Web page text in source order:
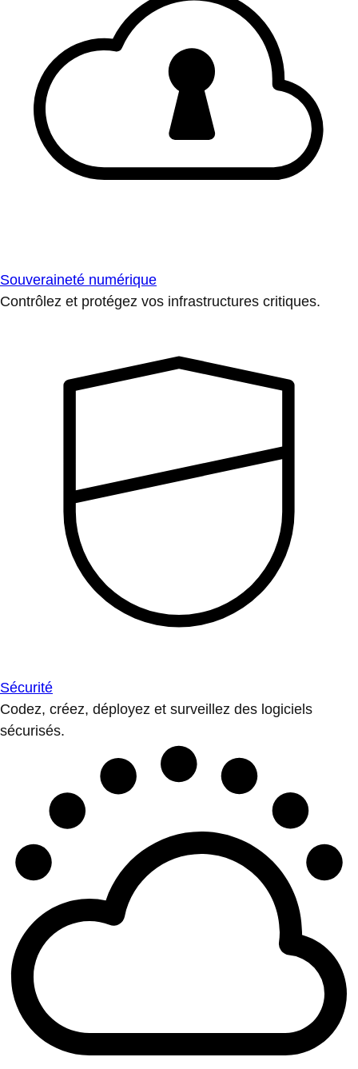
Souveraineté numérique
Contrôlez et protégez vos infrastructures critiques.
Sécurité
Codez, créez, déployez et surveillez des logiciels
sécurisés.